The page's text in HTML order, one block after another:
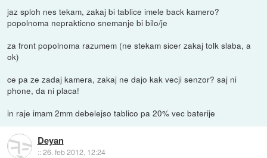
jaz sploh nes tekam, zakaj bi tablice imele back kamero?
popolnoma neprakticno snemanje bi bilo/je
za front popolnoma razumem (ne stekam sicer zakaj tolk slaba, a
ok)
ce pa ze zadaj kamera, zakaj ne dajo kak vecji senzor? saj ni
phone, da ni placa!
in raje imam 2mm debelejso tablico pa 20% vec baterije
Deyan
::26. feb 2012, 12:24